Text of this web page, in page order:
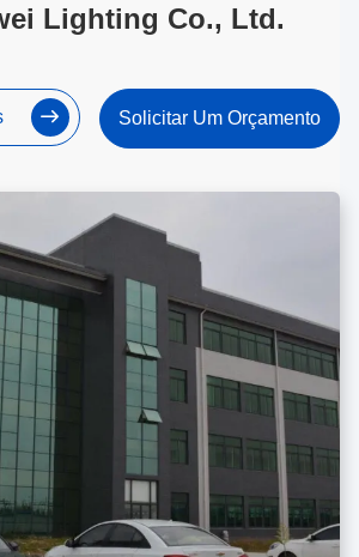
Lighting Co., Ltd.
Solicitar Um Orçamento